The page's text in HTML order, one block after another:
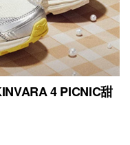
4 PICNIC甜